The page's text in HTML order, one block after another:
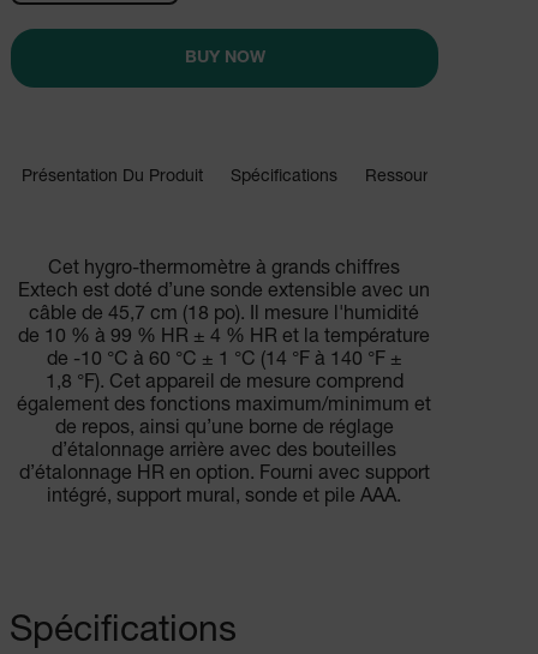
BUY NOW
Présentation Du Produit Spécifications Ressources Et
Cet hygro-thermomètre à grands chiffres
Extech est doté d’une sonde extensible avec un
câble de 45,7 cm (18 po). Il mesure l'humidité
de 10 % à 99 % HR ± 4 % HR et la température
de -10 °C à 60 °C ± 1 °C (14 °F à 140 °F ±
1,8 °F). Cet appareil de mesure comprend
également des fonctions maximum/minimum et
de repos, ainsi qu’une borne de réglage
d’étalonnage arrière avec des bouteilles
d’étalonnage HR en option. Fourni avec support
intégré, support mural, sonde et pile AAA.
Spécifications